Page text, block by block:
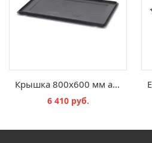
Крышка 800х600 мм антистатическая для евроконтейнеров ESD DE 86
6 410 руб.